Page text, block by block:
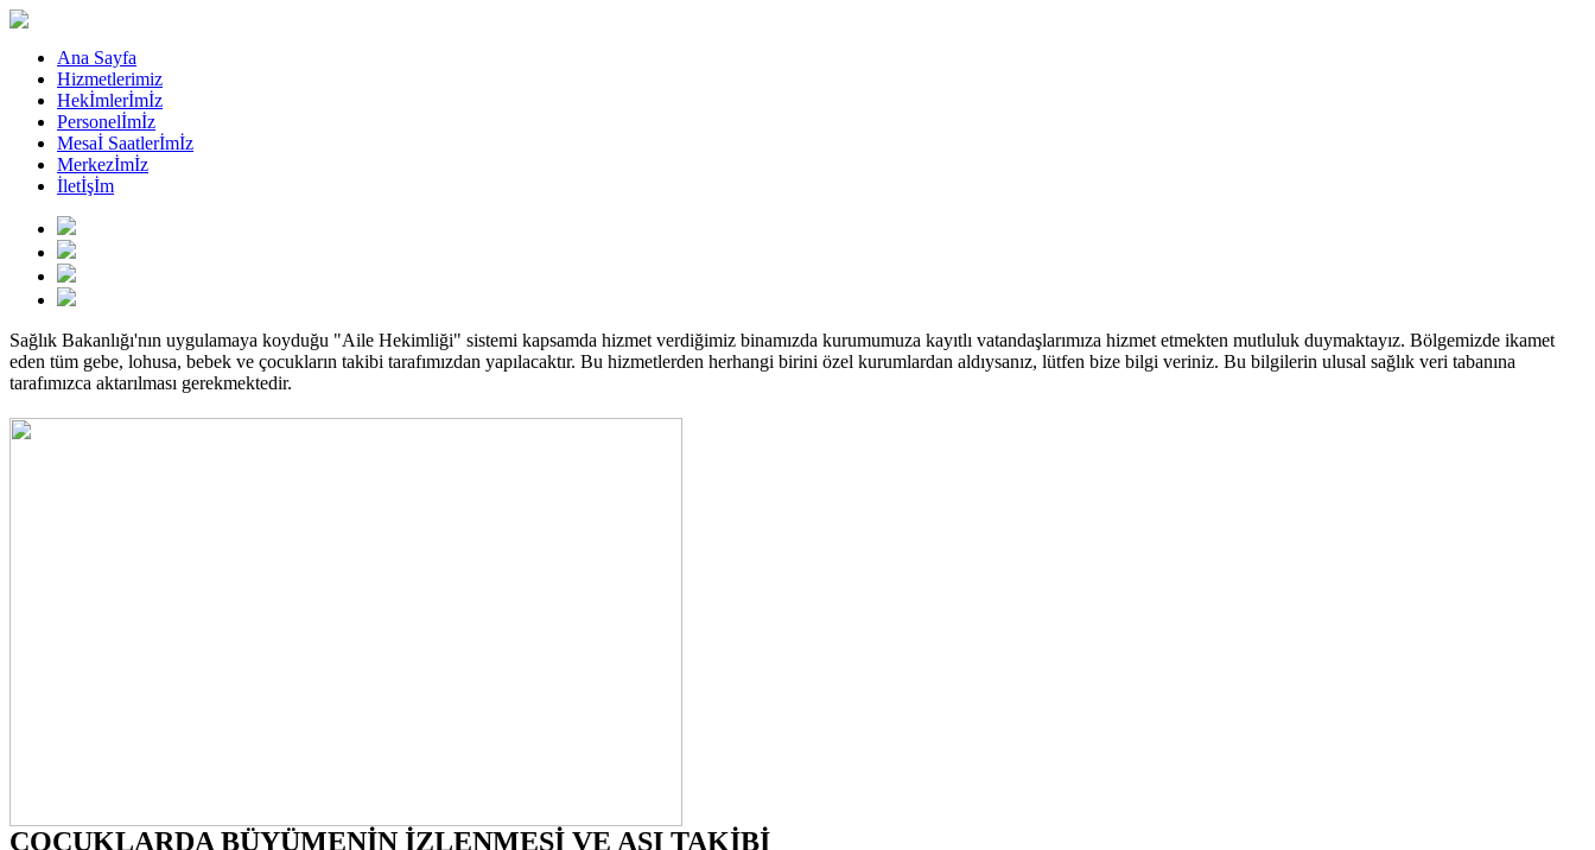
Ana Sayfa
Hizmetlerimiz
Hekİmlerİmİz
Personelİmİz
Mesaİ Saatlerİmİz
Merkezİmİz
İletİşİm
Sağlık Bakanlığı'nın uygulamaya koyduğu "Aile Hekimliği" sistemi kapsamda hizmet verdiğimiz binamızda kurumumuza kayıtlı vatandaşlarımıza hizmet etmekten mutluluk duymaktayız. Bölgemizde ikamet
eden tüm gebe, lohusa, bebek ve çocukların takibi tarafımızdan yapılacaktır. Bu hizmetlerden herhangi birini özel kurumlardan aldıysanız, lütfen bize bilgi veriniz. Bu bilgilerin ulusal sağlık veri tabanına
tarafımızca aktarılması gerekmektedir.
ÇOCUKLARDA BÜYÜMENİN İZLENMESİ VE AŞI TAKİBİ